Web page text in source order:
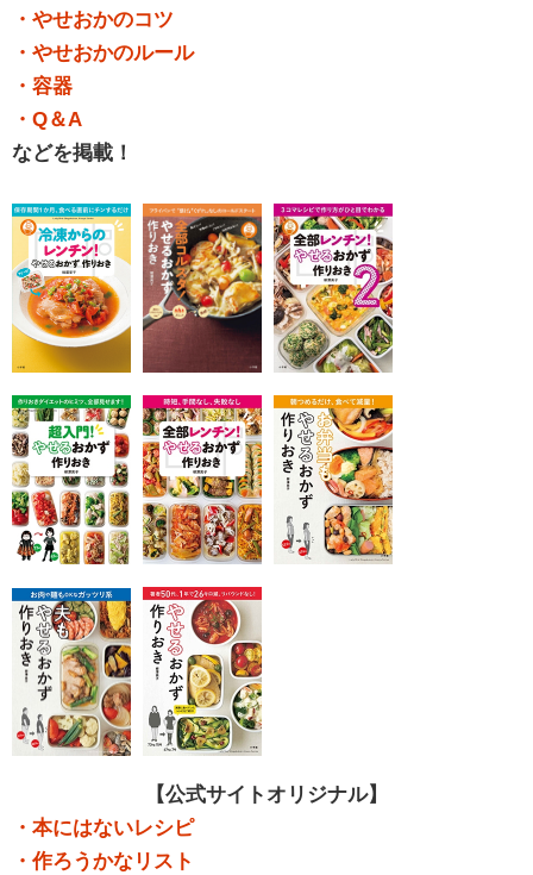
・やせおかのコツ
・やせおかのルール
・容器
・Q＆A
などを掲載！
【公式サイトオリジナル】
・本にはないレシピ
・作ろうかなリスト